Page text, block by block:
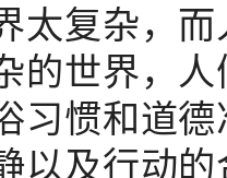
太复杂，
的世界，
习惯和道
以及行动